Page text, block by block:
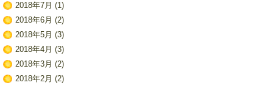
2018年7月 (1)
2018年6月 (2)
2018年5月 (3)
2018年4月 (3)
2018年3月 (2)
2018年2月 (2)